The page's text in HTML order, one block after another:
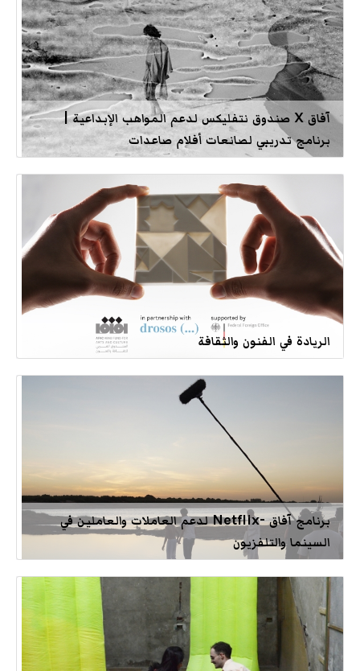
آفاق X صندوق نتفليكس لدعم المواهب الإبداعية |
برنامج تدريبي لصانعات أفلام صاعدات
الريادة في الفنون والثقافة
برنامج آفاق -Netflix لدعم العاملات والعاملين في
السينما والتلفزيون